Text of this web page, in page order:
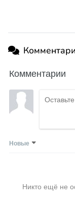
Комментарии
Новые
Никто ещё не